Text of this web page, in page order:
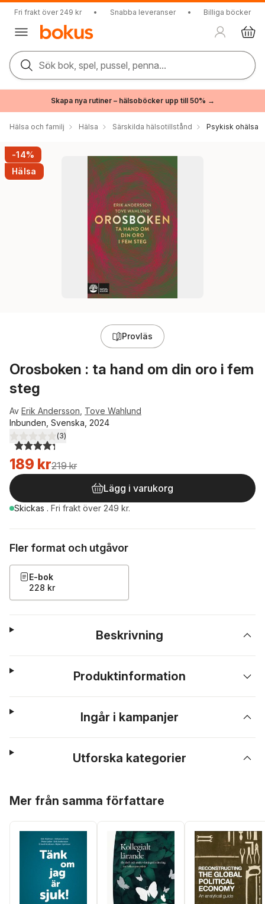
Fri frakt över 249 kr • Snabba leveranser • Billiga böcker
Sök bok, spel, pussel, penna...
Skapa nya rutiner – hälsoböcker upp till 50% →
Hälsa och familj Hälsa Särskilda hälsotillstånd Psykisk ohälsa
-14%
Hälsa
Provläs
Orosboken : ta hand om din oro i fem
steg
Av Erik Andersson Tove Wahlund
Inbunden, Svenska, 2024
4,3utav 5 stjärnor. Totalt antal röster:
(3)
189 kr219 kr
Lägg i varukorg
Skickas . Fri frakt över 249 kr.
Fler format och utgåvor
E-bok
228 kr
Beskrivning
Produktinformation
Ingår i kampanjer
Utforska kategorier
Mer från samma författare